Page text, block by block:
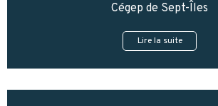
Cégep de Sept-Îles
Lire la suite